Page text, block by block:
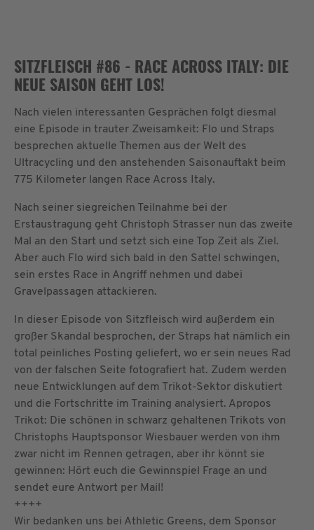
SITZFLEISCH #86 - RACE ACROSS ITALY: DIE
NEUE SAISON GEHT LOS!
Nach vielen interessanten Gesprächen folgt diesmal
eine Episode in trauter Zweisamkeit: Flo und Straps
besprechen aktuelle Themen aus der Welt des
Ultracycling und den anstehenden Saisonauftakt beim
775 Kilometer langen Race Across Italy.
Nach seiner siegreichen Teilnahme bei der
Erstaustragung geht Christoph Strasser nun das zweite
Mal an den Start und setzt sich eine Top Zeit als Ziel.
Aber auch Flo wird sich bald in den Sattel schwingen,
sein erstes Race in Angriff nehmen und dabei
Gravelpassagen attackieren.
In dieser Episode von Sitzfleisch wird außerdem ein
großer Skandal besprochen, der Straps hat nämlich ein
total peinliches Posting geliefert, wo er sein neues Rad
von der falschen Seite fotografiert hat. Zudem werden
neue Entwicklungen auf dem Trikot-Sektor diskutiert
und die Fortschritte im Training analysiert. Apropos
Trikot: Die schönen in schwarz gehaltenen Trikots von
Christophs Hauptsponsor Wiesbauer werden von ihm
zwar nicht im Rennen getragen, aber ihr könnt sie
gewinnen: Hört euch die Gewinnspiel Frage an und
sendet eure Antwort per Mail!
++++
Wir bedanken uns bei Athletic Greens, dem Sponsor